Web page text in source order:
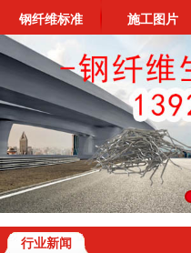
钢纤维标准 施工图片
行业新闻